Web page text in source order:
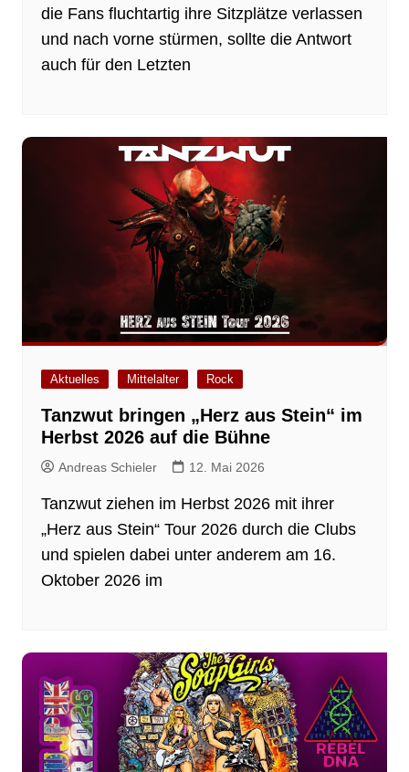
die Fans fluchtartig ihre Sitzplätze verlassen
und nach vorne stürmen, sollte die Antwort
auch für den Letzten
Aktuelles Mittelalter Rock
Tanzwut bringen „Herz aus Stein“ im
Herbst 2026 auf die Bühne
Andreas Schieler 12. Mai 2026
Tanzwut ziehen im Herbst 2026 mit ihrer
„Herz aus Stein“ Tour 2026 durch die Clubs
und spielen dabei unter anderem am 16.
Oktober 2026 im